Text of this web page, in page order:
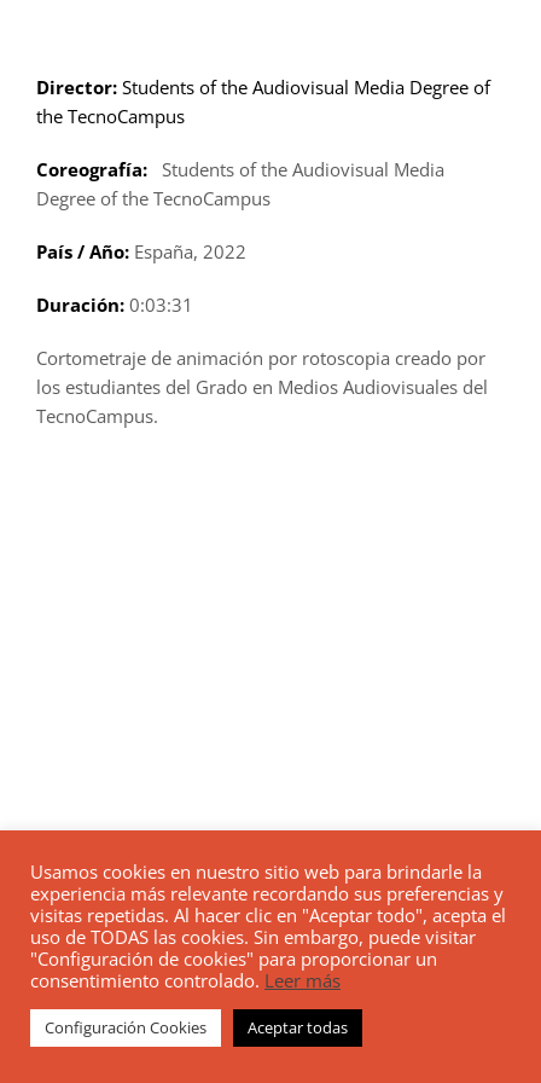
Director: Students of the Audiovisual Media Degree of
the TecnoCampus
Coreografía: Students of the Audiovisual Media
Degree of the TecnoCampus
País / Año: España, 2022
Duración: 0:03:31
Cortometraje de animación por rotoscopia creado por
los estudiantes del Grado en Medios Audiovisuales del
TecnoCampus.
Usamos cookies en nuestro sitio web para brindarle la
experiencia más relevante recordando sus preferencias y
visitas repetidas. Al hacer clic en "Aceptar todo", acepta el
uso de TODAS las cookies. Sin embargo, puede visitar
"Configuración de cookies" para proporcionar un
consentimiento controlado. Leer más
Configuración Cookies Aceptar todas